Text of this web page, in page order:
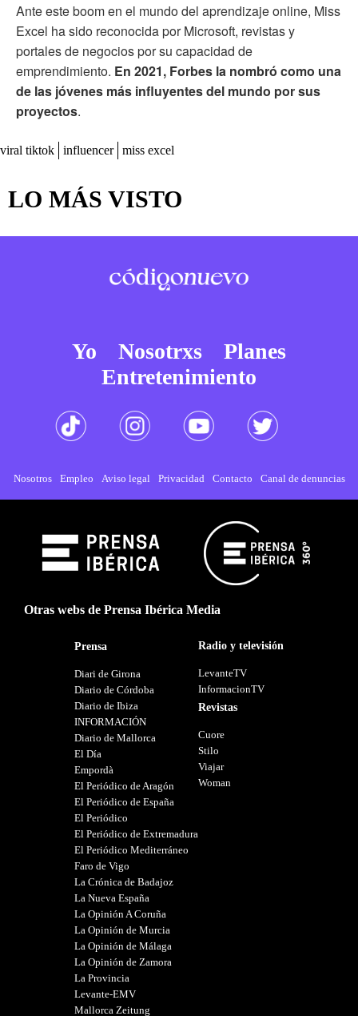
Ante este boom en el mundo del aprendizaje online, Miss
Excel ha sido reconocida por Microsoft, revistas y
portales de negocios por su capacidad de
emprendimiento. En 2021, Forbes la nombró como una
de las jóvenes más influyentes del mundo por sus
proyectos.
viral tiktok influencer miss excel
LO MÁS VISTO
Yo Nosotrxs
Planes
Entretenimiento
Nosotros Empleo Aviso legal Privacidad Contacto Canal de denuncias
Otras webs de Prensa Ibérica Media
Prensa
Diari de Girona
Diario de Córdoba
Diario de Ibiza
INFORMACIÓN
Diario de Mallorca
El Día
Empordà
El Periódico de Aragón
El Periódico de España
El Periódico
El Periódico de Extremadura
El Periódico Mediterráneo
Faro de Vigo
La Crónica de Badajoz
La Nueva España
La Opinión A Coruña
La Opinión de Murcia
La Opinión de Málaga
La Opinión de Zamora
La Provincia
Levante-EMV
Mallorca Zeitung
Radio y televisión
LevanteTV
InformacionTV
Revistas
Cuore
Stilo
Viajar
Woman